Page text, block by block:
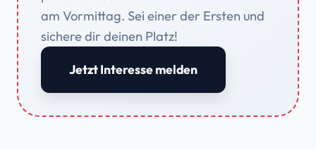
am Vormittag. Sei einer der Ersten und
sichere dir deinen Platz!
Jetzt Interesse melden